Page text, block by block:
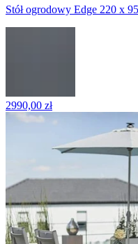
Stół ogrodowy Edge 220 x
2990,00 zł